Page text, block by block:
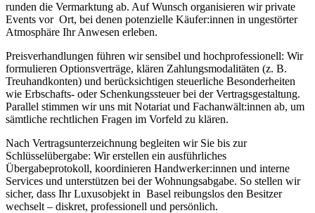
runden die Vermarktung ab. Auf Wunsch organisieren wir private
Events vor Ort, bei denen potenzielle Käufer:innen in ungestörter
Atmosphäre Ihr Anwesen erleben.
Preisverhandlungen führen wir sensibel und hochprofessionell: Wir
formulieren Optionsverträge, klären Zahlungsmodalitäten (z. B.
Treuhandkonten) und berücksichtigen steuerliche Besonderheiten
wie Erbschafts- oder Schenkungssteuer bei der Vertragsgestaltung.
Parallel stimmen wir uns mit Notariat und Fachanwält:innen ab, um
sämtliche rechtlichen Fragen im Vorfeld zu klären.
Nach Vertragsunterzeichnung begleiten wir Sie bis zur
Schlüsselübergabe: Wir erstellen ein ausführliches
Übergabeprotokoll, koordinieren Handwerker:innen und interne
Services und unterstützen bei der Wohnungsabgabe. So stellen wir
sicher, dass Ihr Luxusobjekt in Basel reibungslos den Besitzer
wechselt – diskret, professionell und persönlich.